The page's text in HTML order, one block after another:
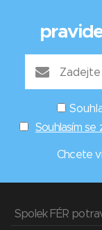
Souhlasím se
Chcete
Spolek FÉR